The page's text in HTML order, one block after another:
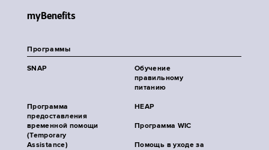
myBenefits
Программы
SNAP
Обучение
правильному
питанию
Программа
предоставления
временной помощи
(Temporary
Assistance)
HEAP
Программа WIC
Помощь в уходе за